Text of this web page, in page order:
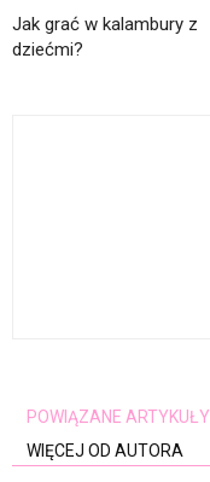
Jak grać w kalambury z
dziećmi?
POWIĄZANE ARTYKUŁY
WIĘCEJ OD AUTORA